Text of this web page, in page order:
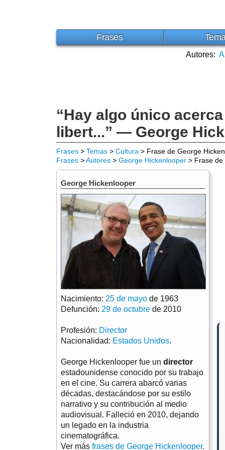
Frases
Autores: A
“Hay algo único
libert...” — George
Frases > Temas > Cultura > Frase de George
Frases >Autores > George Hickenlooper > Frase de
George Hickenlooper
Nacimiento: 25 de mayo de 1963
Defunción: 29 de octubre de 2010
Profesión: Director
Nacionalidad: Estados Unidos.
George Hickenlooper fue un director
estadounidense conocido por su trabajo
en el cine. Su carrera abarcó varias
décadas, destacándose por su estilo
narrativo y su contribución al medio
audiovisual. Falleció en 2010, dejando
un legado en la industria
cinematográfica.
Ver más frases de George Hickenlooper.